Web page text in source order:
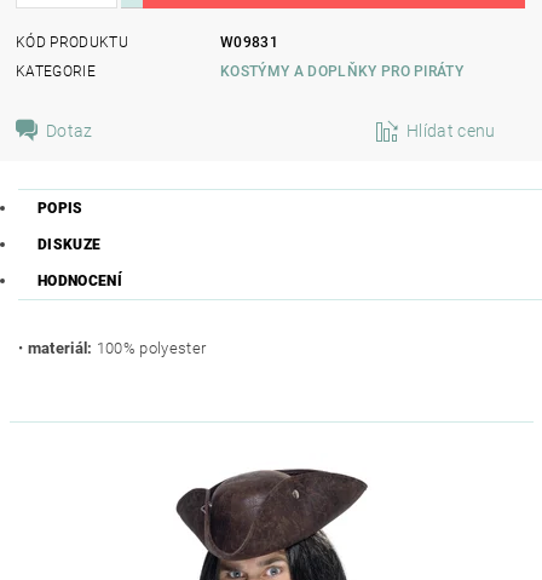
KÓD PRODUKTU
W09831
KATEGORIE
KOSTÝMY A DOPLŇKY PRO PIRÁTY
Dotaz Hlídat cenu
POPIS
DISKUZE
HODNOCENÍ
• materiál: 100% polyester